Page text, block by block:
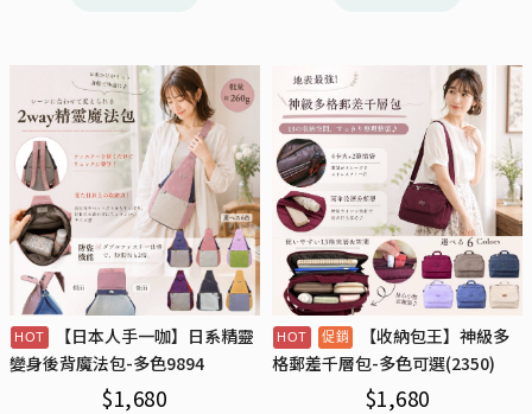
【日本人手一咖】日系精靈
變身後背魔法包-多色9894
$1,680
【收納包王】神級多
格郵差千層包-多色可選(2350)
$1,680